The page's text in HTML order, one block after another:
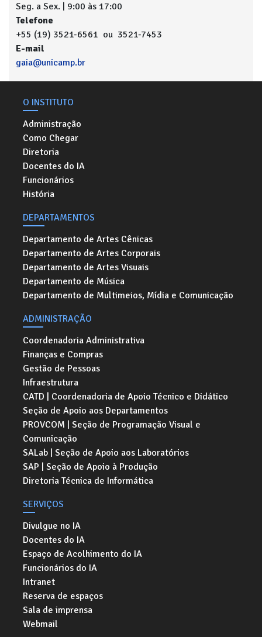
Seg. a Sex. | 9:00 às 17:00
Telefone
+55 (19) 3521-6561 ou 3521-7453
E-mail
gaia@unicamp.br
O INSTITUTO
Administração
Como Chegar
Diretoria
Docentes do IA
Funcionários
História
DEPARTAMENTOS
Departamento de Artes Cênicas
Departamento de Artes Corporais
Departamento de Artes Visuais
Departamento de Música
Departamento de Multimeios, Mídia e Comunicação
ADMINISTRAÇÃO
Coordenadoria Administrativa
Finanças e Compras
Gestão de Pessoas
Infraestrutura
CATD | Coordenadoria de Apoio Técnico e Didático
Seção de Apoio aos Departamentos
PROVCOM | Seção de Programação Visual e
Comunicação
SALab | Seção de Apoio aos Laboratórios
SAP | Seção de Apoio à Produção
Diretoria Técnica de Informática
SERVIÇOS
Divulgue no IA
Docentes do IA
Espaço de Acolhimento do IA
Funcionários do IA
Intranet
Reserva de espaços
Sala de imprensa
Webmail